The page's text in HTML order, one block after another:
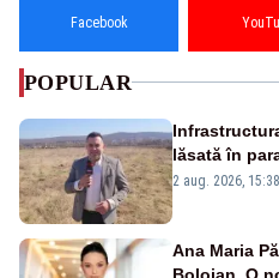
Facebook
POPULAR
lăsată în
2 aug. 2026, 15:38
Ana Maria
Bolojan. O